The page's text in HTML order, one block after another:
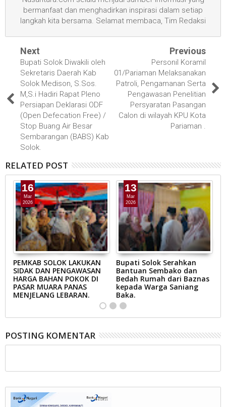
bermanfaat dan menghadirkan inspirasi dalam setiap
langkah kita bersama. Selamat membaca, Tim Redaksi
Next
Bupati Solok Diwakili oleh
Sekretaris Daerah Kab
Solok Medison, S.Sos.
M,S.i Hadiri Rapat Pleno
Persiapan Deklarasi ODF
(Open Defecation Free) /
Stop Buang Air Besar
Sembarangan (BABS) Kab
Solok.
Previous
Personil Koramil
01/Pariaman Melaksanakan
Patroli, Pengamanan Serta
Pengawasan Penelitian
Persyaratan Pasangan
Calon di wilayah KPU Kota
Pariaman .
RELATED POST
16
Mar
2026
PEMKAB SOLOK LAKUKAN
SIDAK DAN PENGAWASAN
HARGA BAHAN POKOK DI
PASAR MUARA PANAS
MENJELANG LEBARAN.
13
Mar
2026
Bupati Solok Serahkan
Bantuan Sembako dan
Bedah Rumah dari Baznas
kepada Warga Saniang
Baka.
POSTING KOMENTAR